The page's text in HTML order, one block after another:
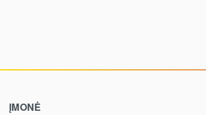
ĮMONĖ